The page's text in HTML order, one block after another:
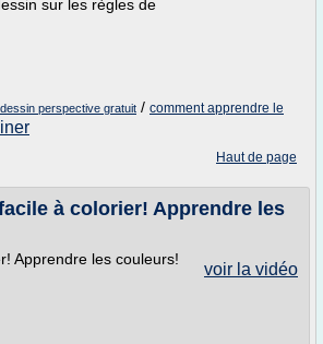
sur les règles de
perspective gratuit / comment apprendre le
Haut de page
à colorier! Apprendre les
voir la vidéo
Apprendre les couleurs!